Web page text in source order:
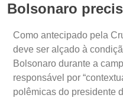
Bolsonaro
Como antecipado pela
deve ser alçado à
Bolsonaro durante a
responsável por
polêmicas do presidente